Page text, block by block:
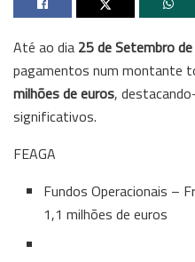
Até ao dia 25 de Setembro
pagamentos num montante
milhões de euros,
significativos.
FEAGA
Fundos Operacionais –
1,1 milhões de euros